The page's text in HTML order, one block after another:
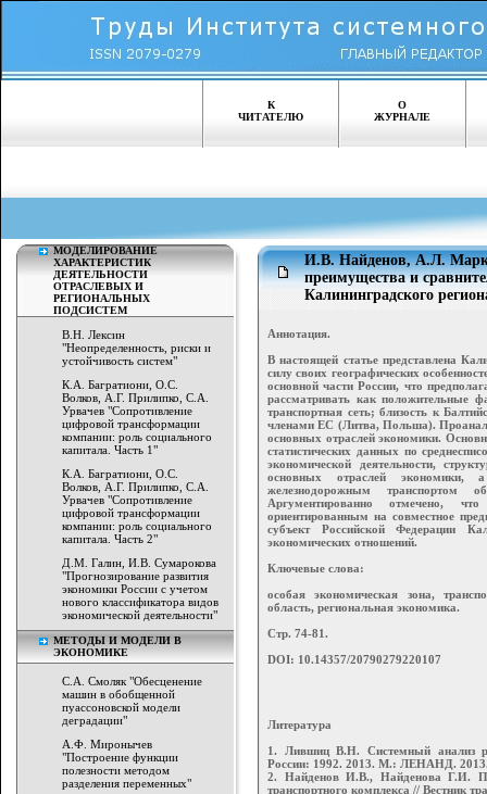
К
ЧИТАТЕЛЮ
О
ЖУРНАЛЕ
МОДЕЛИРОВАНИЕ
ХАРАКТЕРИСТИК
ДЕЯТЕЛЬНОСТИ
ОТРАСЛЕВЫХ И
РЕГИОНАЛЬНЫХ
ПОДСИСТЕМ
В.Н. Лексин
"Неопределенность, риски и
устойчивость систем"
К.А. Багратиони, О.С.
Волков, А.Г. Прилипко, С.А.
Урвачев "Сопротивление
цифровой трансформации
компании: роль социального
капитала. Часть 1"
К.А. Багратиони, О.С.
Волков, А.Г. Прилипко, С.А.
Урвачев "Сопротивление
цифровой трансформации
компании: роль социального
капитала. Часть 2"
Д.М. Галин, И.В. Сумарокова
"Прогнозирование развития
экономики России с учетом
нового классификатора видов
экономической деятельности"
МЕТОДЫ И МОДЕЛИ В
ЭКОНОМИКЕ
С.А. Смоляк "Обесценение
машин в обобщенной
пуассоновской модели
деградации"
A.Ф. Миронычев
"Построение функции
полезности методом
разделения переменных"
И.В. Найденов, А.Л.
преимущества и
Калининградского
Аннотация.
В настоящей статье представлена
силу своих географических
основной части России, что
рассматривать как положительные
транспортная сеть; близость к
членами ЕС (Литва, Польша).
основных отраслей экономики.
статистических данных по
экономической деятельности,
основных отраслей
железнодорожным транспортом
Аргументированно отмечено,
ориентированным на совместное
субъект Российской Федерации
экономических отношений.
Ключевые слова:
особая экономическая зона,
область, региональная экономика.
Стр. 74-81.
DOI: 10.14357/20790279220107
Литература
1. Лившиц В.Н. Системный анализ
России: 1992. 2013. М.: ЛЕНАНД.
2. Найденов И.В., Найденова Г.И.
транспортного комплекса // Вестник